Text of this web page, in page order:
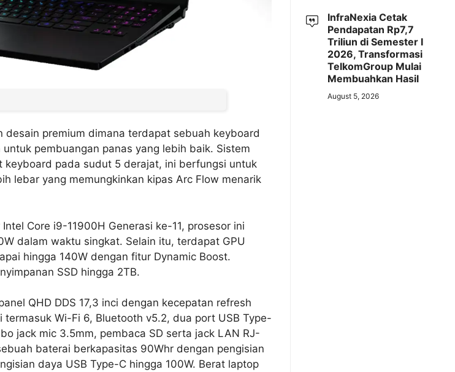
desain premium dimana terdapat sebuah keyboard
pembuangan panas yang lebih baik. Sistem
keyboard pada sudut 5 derajat, ini berfungsi untuk
lebar yang memungkinkan kipas Arc Flow menarik
Core i9-11900H Generasi ke-11, prosesor ini
dalam waktu singkat. Selain itu, terdapat GPU
hingga 140W dengan fitur Dynamic Boost.
SSD hingga 2TB.
QHD DDS 17,3 inci dengan kecepatan refresh
Wi-Fi 6, Bluetooth v5.2, dua port USB Type-
jack mic 3.5mm, pembaca SD serta jack LAN RJ-
baterai berkapasitas 90Whr dengan pengisian
daya USB Type-C hingga 100W. Berat laptop
InfraNexia Cetak
Pendapatan Rp7,7
Triliun di Semester I
2026, Transformasi
TelkomGroup Mulai
Membuahkan Hasil
August 5, 2026